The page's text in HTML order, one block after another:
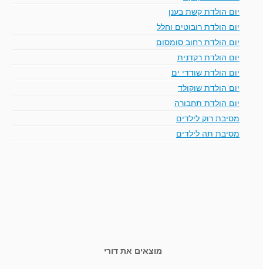
יום הולדת קשת בענן
יום הולדת רובוטים וחלל
יום הולדת רחוב סומסום
יום הולדת רקדנית
יום הולדת שודדי ים
יום הולדת שוקולד
יום הולדת תחבורה
מסיבת רוק לילדים
מסיבת תה לילדים
מוצאים את דורי